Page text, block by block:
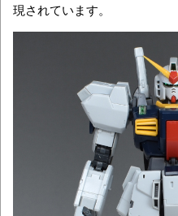
現されています。